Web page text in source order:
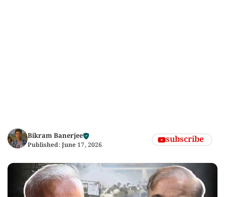
Bikram Banerjee
Published: June 17, 2026 subscribe